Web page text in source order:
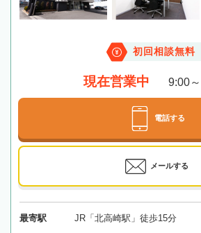
初回相談無料
現在営業中 9:00
電話する
メールする
最寄駅 JR「北高崎駅」徒歩15分